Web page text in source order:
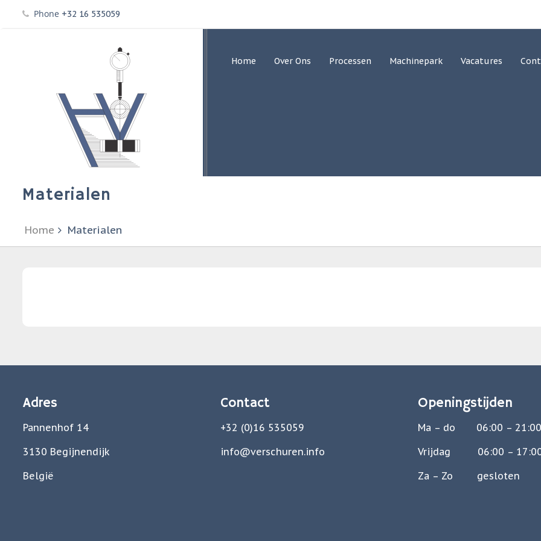
Phone +32 16 535059
Home Over Ons Processen Machinepark Vacatures
Materialen
Home Materialen
Adres
Pannenhof 14
3130 Begijnendijk
België
Contact
+32 (0)16 535059
info@verschuren.info
Openingstijden
Ma – do 06:00 –
Vrijdag 06:00 –
Za – Zo gesloten